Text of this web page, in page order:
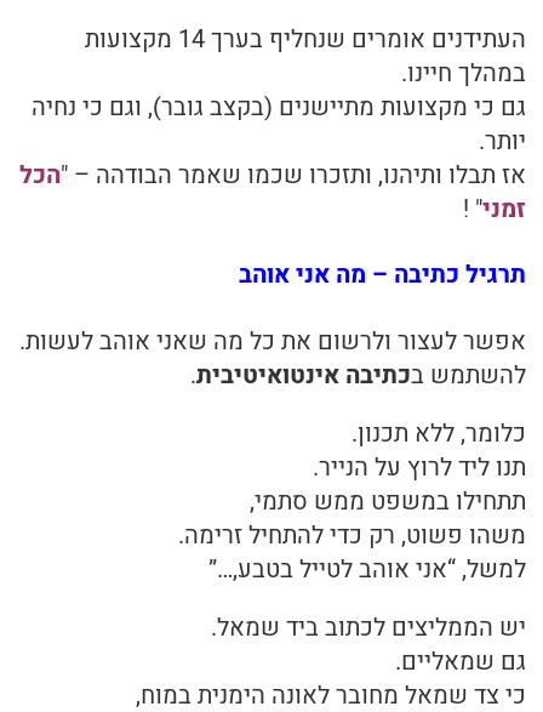
העתידנים אומרים שנחליף בערך 14 מקצועות
במהלך חיינו.
גם כי מקצועות מתיישנים (בקצב גובר), וגם כי נחיה
יותר.
אז תבלו ותיהנו, ותזכרו שכמו שאמר הבודהה – "הכל
זמני" !
תרגיל כתיבה – מה אני אוהב
אפשר לעצור ולרשום את כל מה שאני אוהב לעשות.
להשתמש בכתיבה אינטואיטיבית.
כלומר, ללא תכנון.
תנו ליד לרוץ על הנייר.
תתחילו במשפט ממש סתמי,
משהו פשוט, רק כדי להתחיל זרימה.
למשל, “אני אוהב לטייל בטבע,…”
יש הממליצים לכתוב ביד שמאל.
גם שמאליים.
כי צד שמאל מחובר לאונה הימנית במוח,